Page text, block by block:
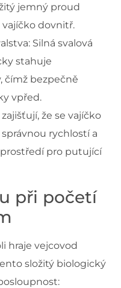
jemný proud
dovnitř.
Silná svalová
stahuje
čímž bezpečně
vpřed.
že se vajíčko
rychlostí a
pro putující
při početí
hraje vejcovod
složitý biologický